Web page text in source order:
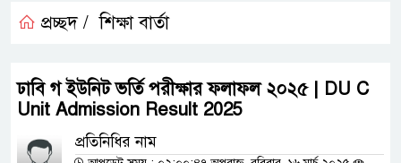
প্রচ্ছদ / শিক্ষা বার্তা
ঢাবি গ ইউনিট ভর্তি পরীক্ষার ফলাফল ২০২৫ | DU C
Unit Admission Result 2025
প্রতিনিধির নাম